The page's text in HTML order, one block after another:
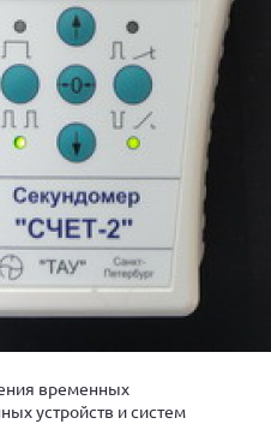
временных
устройств и систем